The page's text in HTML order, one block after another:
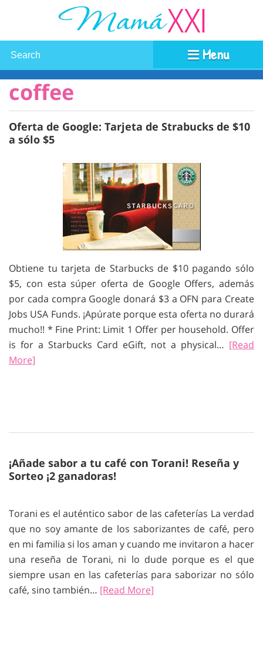
Menu
coffee
Oferta de Google: Tarjeta de Strabucks de $10
a sólo $5
Obtiene tu tarjeta de Starbucks de $10 pagando sólo
$5, con esta súper oferta de Google Offers, además
por cada compra Google donará $3 a OFN para Create
Jobs USA Funds. ¡Apúrate porque esta oferta no durará
mucho!! * Fine Print: Limit 1 Offer per household. Offer
is for a Starbucks Card eGift, not a physical… [Read
More]
¡Añade sabor a tu café con Torani! Reseña y
Sorteo ¡2 ganadoras!
Torani es el auténtico sabor de las cafeterías La verdad
que no soy amante de los saborizantes de café, pero
en mi familia si los aman y cuando me invitaron a hacer
una reseña de Torani, ni lo dude porque es el que
siempre usan en las cafeterías para saborizar no sólo
café, sino también… [Read More]